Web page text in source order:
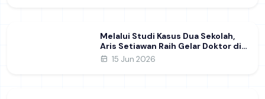
Melalui Studi Kasus Dua Sekolah,
Aris Setiawan Raih Gelar Doktor di
FIP UNESA Usai Kupas Manajemen
15 Jun 2026